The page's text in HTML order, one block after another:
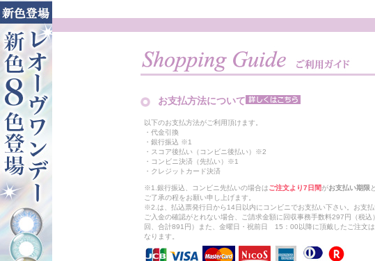
お支払方法について
以下のお支払方法がご利用頂けます。
・代金引換
・銀行振込 ※1
・スコア後払い（コンビニ後払い）※2
・コンビニ決済（先払い）※1
・クレジットカード決済
※1.銀行振込、コンビニ先払いの場合はご注文より7日間がお支払い期限
ご了承の程をお願い申し上げます。
※2.は、払込票発行日から14日以内にコンビニでお支払い下さい。お支
ご入金の確認がとれない場合、ご請求金額に回収事務手数料297円（税込
回、合計891円）また、金曜日・祝前日 15：00以降に頂戴したご注文
なります。